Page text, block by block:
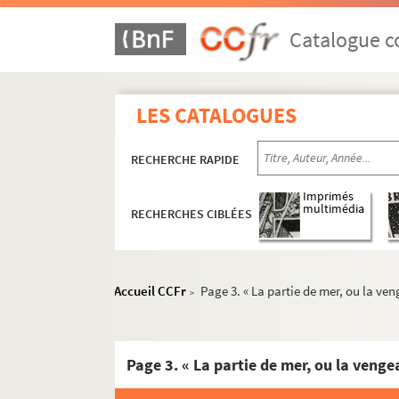
Catalogue
LES CATALOGUES
RECHERCHE RAPIDE
RECHERCHES CIBLÉES
Imprimés
multimédia
Accueil CCFr > Page 3. « La partie de mer, ou la